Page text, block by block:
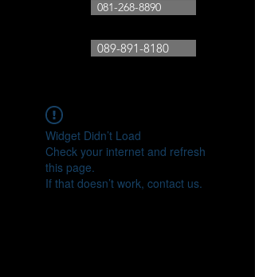
081-268-8890
089-891-8180
Widget Didn’t Load
Check your internet and refresh
this page.
If that doesn’t work, contact us.